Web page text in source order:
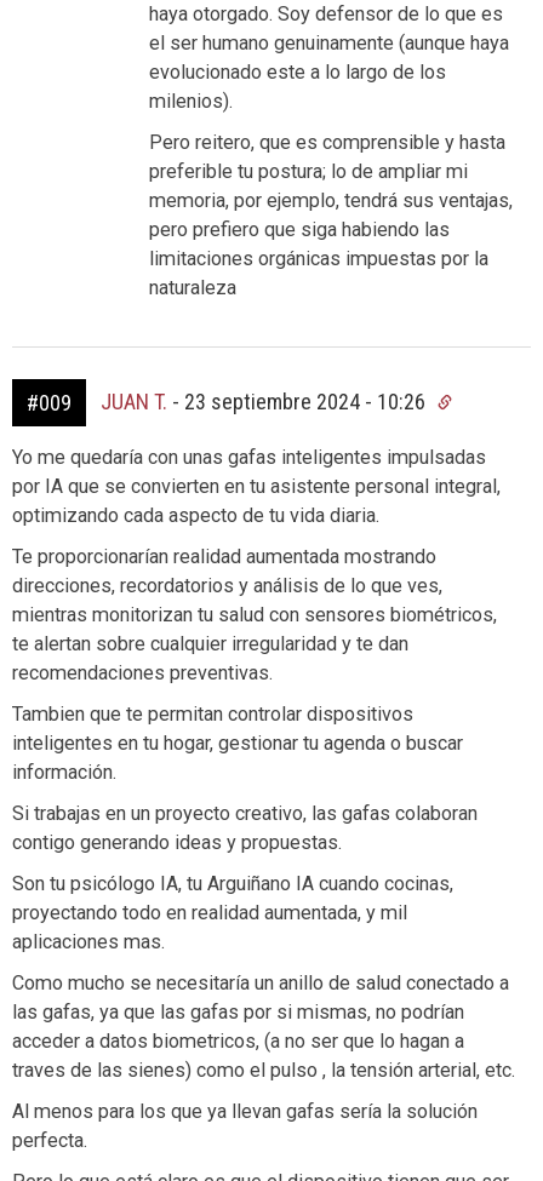
haya otorgado. Soy defensor de lo que es
el ser humano genuinamente (aunque haya
evolucionado este a lo largo de los
milenios).
Pero reitero, que es comprensible y hasta
preferible tu postura; lo de ampliar mi
memoria, por ejemplo, tendrá sus ventajas,
pero prefiero que siga habiendo las
limitaciones orgánicas impuestas por la
naturaleza
#009 JUAN T. - 23 septiembre 2024 - 10:26
Yo me quedaría con unas gafas inteligentes impulsadas
por IA que se convierten en tu asistente personal integral,
optimizando cada aspecto de tu vida diaria.
Te proporcionarían realidad aumentada mostrando
direcciones, recordatorios y análisis de lo que ves,
mientras monitorizan tu salud con sensores biométricos,
te alertan sobre cualquier irregularidad y te dan
recomendaciones preventivas.
Tambien que te permitan controlar dispositivos
inteligentes en tu hogar, gestionar tu agenda o buscar
información.
Si trabajas en un proyecto creativo, las gafas colaboran
contigo generando ideas y propuestas.
Son tu psicólogo IA, tu Arguiñano IA cuando cocinas,
proyectando todo en realidad aumentada, y mil
aplicaciones mas.
Como mucho se necesitaría un anillo de salud conectado a
las gafas, ya que las gafas por si mismas, no podrían
acceder a datos biometricos, (a no ser que lo hagan a
traves de las sienes) como el pulso , la tensión arterial, etc.
Al menos para los que ya llevan gafas sería la solución
perfecta.